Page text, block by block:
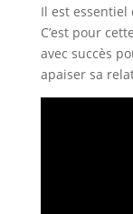
Il est essentiel
C’est pour
avec succès
apaiser sa